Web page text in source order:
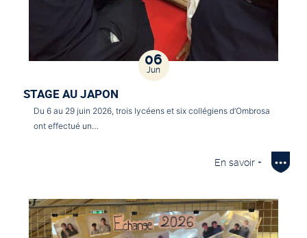
06
Jun
STAGE AU JAPON
Du 6 au 29 juin 2026, trois lycéens et six collégiens d’Ombrosa
ont effectué un…
En savoir +